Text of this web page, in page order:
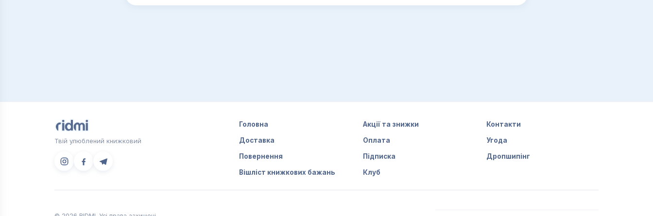
Твій улюблений книжковий
Головна Акції та знижки Контакти
Доставка Оплата Угода
Повернення Підписка Дропшипінг
Вішліст книжкових бажань Клуб